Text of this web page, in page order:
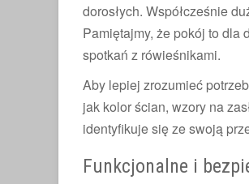
dorosłych. Współcześnie
Pamiętajmy, że pokój to dla
spotkań z rówieśnikami.
Aby lepiej zrozumieć
jak kolor ścian, wzory na
identyfikuje się ze swoją
Funkcjonalne i